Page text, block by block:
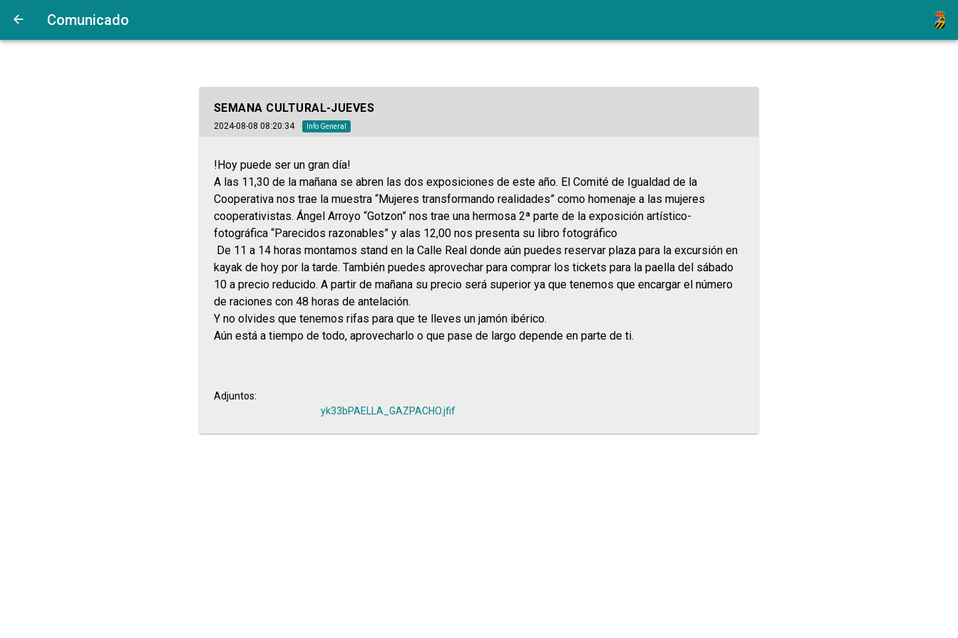
Comunicado
SEMANA CULTURAL-JUEVES
2024-08-08 08:20:34 Info General
!Hoy puede ser un gran día!
A las 11,30 de la mañana se abren las dos exposiciones de este año. El Comité de Igualdad de la
Cooperativa nos trae la muestra “Mujeres transformando realidades” como homenaje a las mujeres
cooperativistas. Ángel Arroyo “Gotzon” nos trae una hermosa 2ª parte de la exposición artístico-
fotográfica “Parecidos razonables” y alas 12,00 nos presenta su libro fotográfico
De 11 a 14 horas montamos stand en la Calle Real donde aún puedes reservar plaza para la excursión en
kayak de hoy por la tarde. También puedes aprovechar para comprar los tickets para la paella del sábado
10 a precio reducido. A partir de mañana su precio será superior ya que tenemos que encargar el número
de raciones con 48 horas de antelación.
Y no olvides que tenemos rifas para que te lleves un jamón ibérico.
Aún está a tiempo de todo, aprovecharlo o que pase de largo depende en parte de ti.
Adjuntos:
yk33bPAELLA_GAZPACHO.jfif